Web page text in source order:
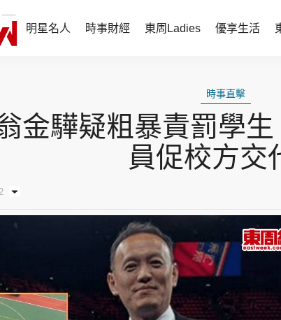
明星名人 時事財經 東周Ladies 優享生活
財經智庫 時尚生活
健康醫美
東周JETSO
玄學靈異
東勝運程
智富天下
神機妙算
時事直擊
金驊疑粗暴責罰學
員促校方交